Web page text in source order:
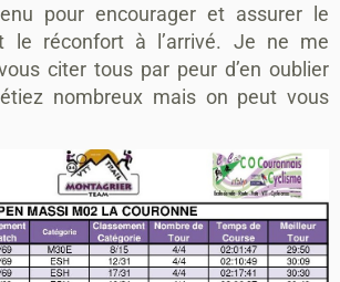
pour encourager et assurer le
le réconfort à l’arrivé. Je ne me
citer tous par peur d’en oublier
nombreux mais on peut vous